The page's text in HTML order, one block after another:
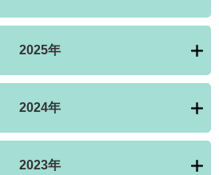
2025年
2024年
2023年